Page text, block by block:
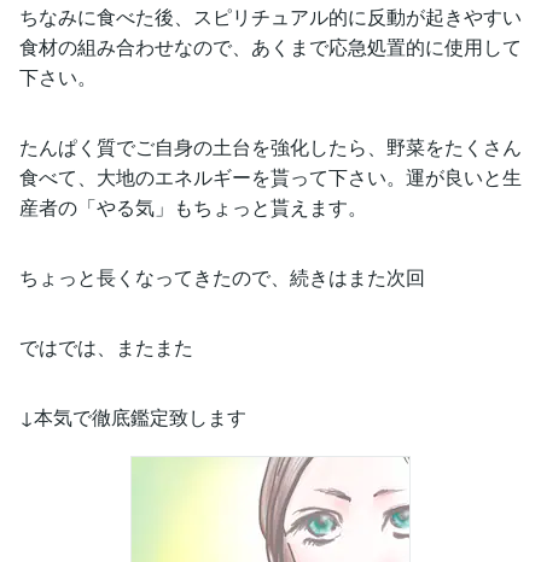
ちなみに食べた後、スピリチュアル的に反動が起きやすい
食材の組み合わせなので、あくまで応急処置的に使用して
下さい。
たんぱく質でご自身の土台を強化したら、野菜をたくさん
食べて、大地のエネルギーを貰って下さい。運が良いと生
産者の「やる気」もちょっと貰えます。
ちょっと長くなってきたので、続きはまた次回
ではでは、またまた
↓本気で徹底鑑定致します